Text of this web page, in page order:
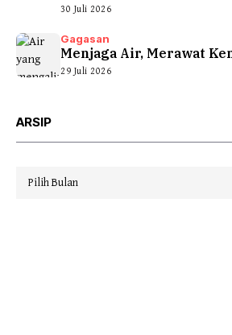
30 Juli 2026
Gagasan
Menjaga Air, Merawat
29 Juli 2026
ARSIP
Arsip